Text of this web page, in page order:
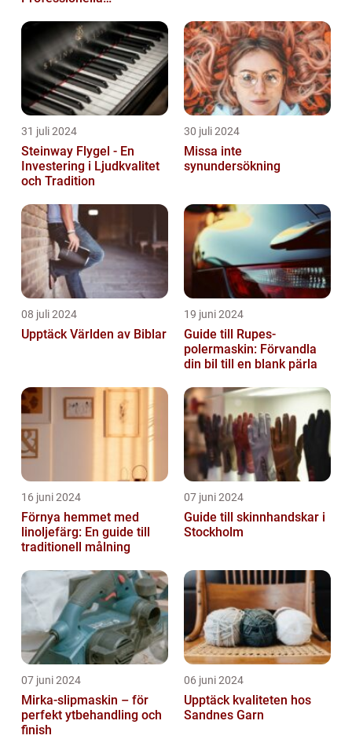
31 juli 2024
Steinway Flygel - En
Investering i Ljudkvalitet
och Tradition
30 juli 2024
Missa inte
synundersökning
08 juli 2024
Upptäck Världen av Biblar
19 juni 2024
Guide till Rupes-
polermaskin: Förvandla
din bil till en blank pärla
16 juni 2024
Förnya hemmet med
linoljefärg: En guide till
traditionell målning
07 juni 2024
Guide till skinnhandskar i
Stockholm
07 juni 2024
Mirka-slipmaskin – för
perfekt ytbehandling och
finish
06 juni 2024
Upptäck kvaliteten hos
Sandnes Garn